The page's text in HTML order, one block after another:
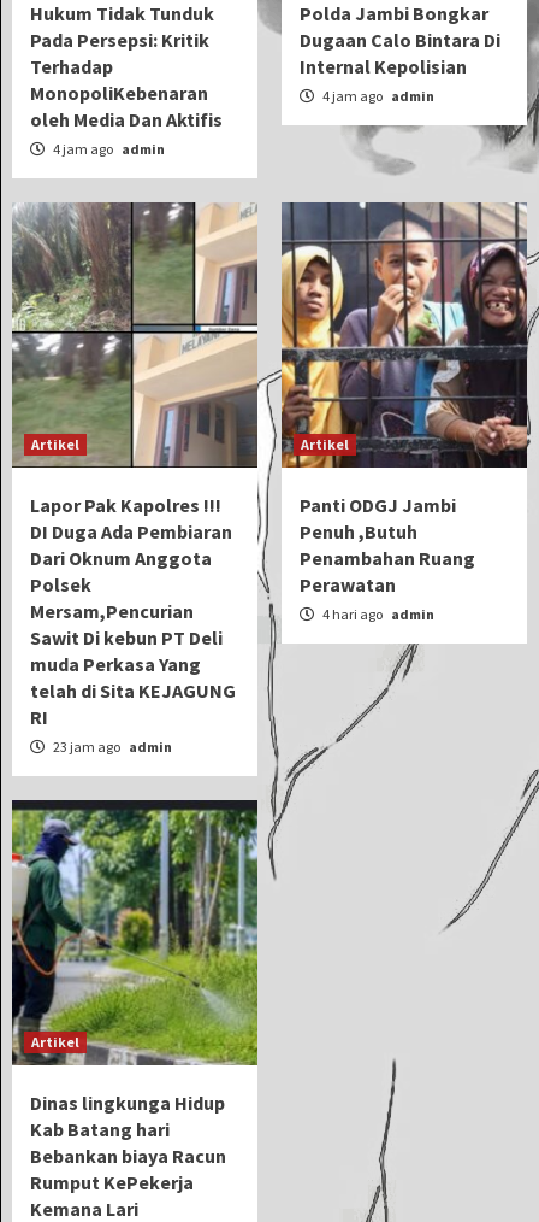
Hukum Tidak Tunduk
Pada Persepsi: Kritik
Terhadap
MonopoliKebenaran
oleh Media Dan Aktifis
4 jam ago admin
Polda Jambi Bongkar
Dugaan Calo Bintara Di
Internal Kepolisian
4 jam ago admin
Artikel
Lapor Pak Kapolres !!!
DI Duga Ada Pembiaran
Dari Oknum Anggota
Polsek
Mersam,Pencurian
Sawit Di kebun PT Deli
muda Perkasa Yang
telah di Sita KEJAGUNG
RI
23 jam ago admin
Artikel
Panti ODGJ Jambi
Penuh ,Butuh
Penambahan Ruang
Perawatan
4 hari ago admin
Artikel
Dinas lingkunga Hidup
Kab Batang hari
Bebankan biaya Racun
Rumput KePekerja
Kemana Lari